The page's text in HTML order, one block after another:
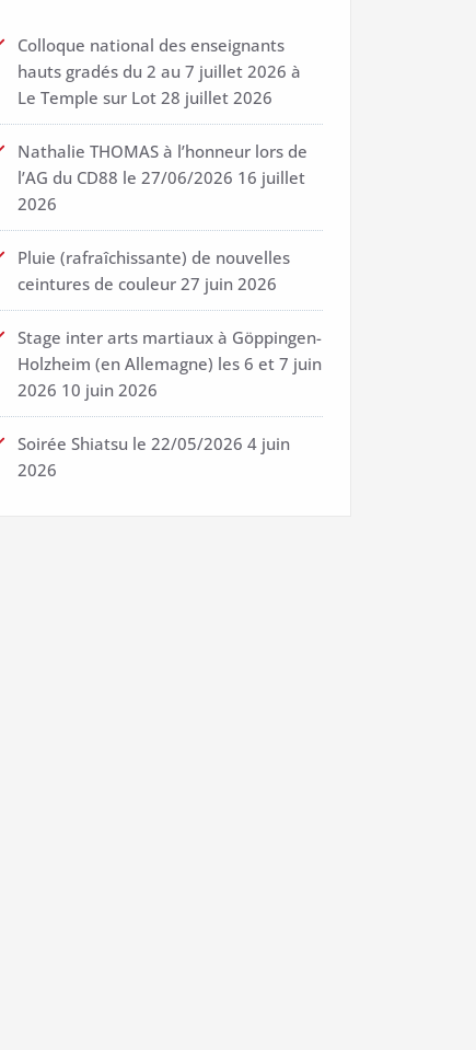
Colloque national des enseignants
hauts gradés du 2 au 7 juillet 2026 à
Le Temple sur Lot 28 juillet 2026
Nathalie THOMAS à l’honneur lors de
l’AG du CD88 le 27/06/2026 16 juillet
2026
Pluie (rafraîchissante) de nouvelles
ceintures de couleur 27 juin 2026
Stage inter arts martiaux à Göppingen-
Holzheim (en Allemagne) les 6 et 7 juin
2026 10 juin 2026
Soirée Shiatsu le 22/05/2026 4 juin
2026